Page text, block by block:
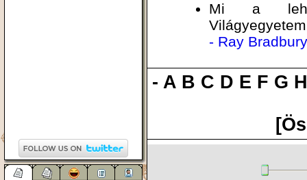
Mi a
- Ray Bradbury
-A B C D E F G